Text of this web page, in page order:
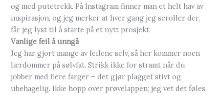
og med putetrekk. På Instagram finner man et helt hav av
inspirasjon, og jeg merker at hver gang jeg scroller der,
får jeg lyst til å starte på et nytt prosjekt.
Vanlige feil å unngå
Jeg har gjort mange av feilene selv, så her kommer noen
lærdommer på sølvfat. Strikk ikke for stramt når du
jobber med flere farger – det gjør plagget stivt og
ubehagelig. Ikke hopp over prøvelappen; jeg vet det føles